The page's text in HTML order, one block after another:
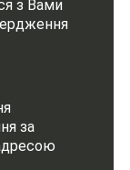
з Вами
за